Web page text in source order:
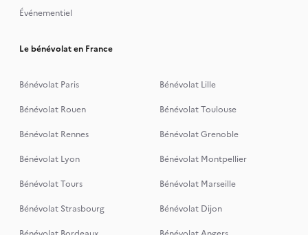
Événementiel
Le bénévolat en France
Bénévolat Paris
Bénévolat Lille
Bénévolat Rouen
Bénévolat Toulouse
Bénévolat Rennes
Bénévolat Grenoble
Bénévolat Lyon
Bénévolat Montpellier
Bénévolat Tours
Bénévolat Marseille
Bénévolat Strasbourg
Bénévolat Dijon